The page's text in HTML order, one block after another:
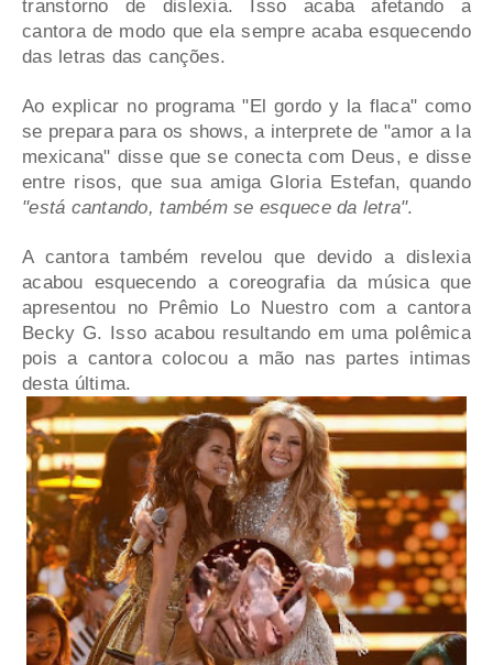
transtorno de dislexia. Isso acaba afetando a
cantora de modo que ela sempre acaba esquecendo
das letras das canções.
Ao explicar no programa "El gordo y la flaca" como
se prepara para os shows, a interprete de "amor a la
mexicana" disse que se conecta com Deus, e disse
entre risos, que sua amiga Gloria Estefan, quando
"está cantando, também se esquece da letra".
A cantora também revelou que devido a dislexia
acabou esquecendo a coreografia da música que
apresentou no Prêmio Lo Nuestro com a cantora
Becky G. Isso acabou resultando em uma polêmica
pois a cantora colocou a mão nas partes intimas
desta última.